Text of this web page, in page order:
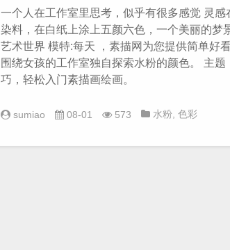
一个人在工作室里思考，似乎有很多感觉 灵
染料，在白纸上涂上五颜六色，一个美丽的梦
艺术世界 模特:每天 ，素描网为您提供简单好
围绕女孩的工作室独自探索水粉的颜色。 主
巧，轻松入门素描画绘画。
sumiao 08-01 573 水粉 色彩